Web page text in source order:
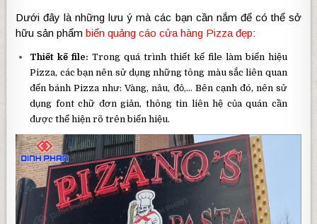
Dưới đây là những lưu ý mà các bạn cần nắm để có thể sở
hữu sản phẩm biển quảng cáo cửa hàng Pizza đẹp:
Thiết kế file: Trong quá trình thiết kế file làm biển hiệu
Pizza, các bạn nên sử dụng những tông màu sắc liên quan
đến bánh Pizza như: Vàng, nâu, đỏ,… Bên cạnh đó, nên sử
dụng font chữ đơn giản, thông tin liên hệ của quán cần
được thể hiện rõ trên biển hiệu.